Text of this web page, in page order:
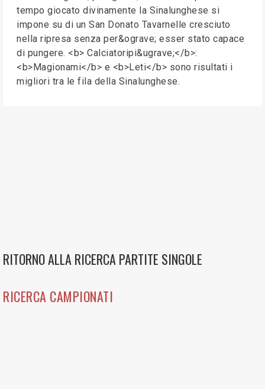
tempo giocato divinamente la Sinalunghese si
impone su di un San Donato Tavarnelle cresciuto
nella ripresa senza per&ograve; esser stato capace
di pungere. <b> Calciatoripi&ugrave;</b>:
<b>Magionami</b> e <b>Leti</b> sono risultati i
migliori tra le fila della Sinalunghese.
RITORNO ALLA RICERCA PARTITE SINGOLE
RICERCA CAMPIONATI